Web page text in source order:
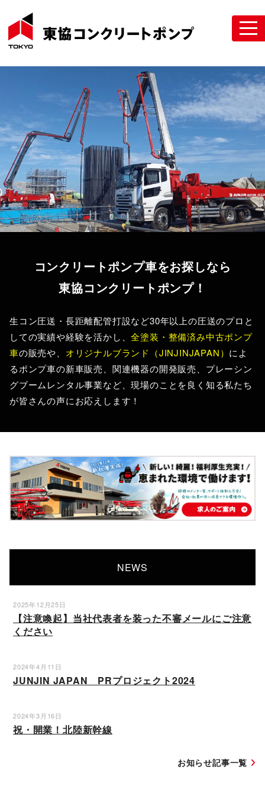
コンクリートポンプ車をお探しなら
東協コンクリートポンプ！
生コン圧送・長距離配管打設など30年以上の圧送のプロと
しての実績や経験を活かし、全塗装・整備済み中古ポンプ
車の販売や、 オリジナルブランド（JINJINJAPAN） によ
るポンプ車の新車販売、関連機器の開発販売、プレーシン
グブームレンタル事業など、現場のことを良く知る私たち
が皆さんの声にお応えします！
NEWS
2025年12月25日
【注意喚起】当社代表者を装った不審メールにご注意
ください
2024年4月11日
JUNJIN JAPAN PRプロジェクト2024
2024年3月16日
祝・開業！北陸新幹線
お知らせ記事一覧